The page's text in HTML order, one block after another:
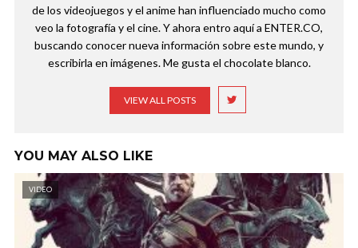
de los videojuegos y el anime han influenciado mucho como
veo la fotografía y el cine. Y ahora entro aquí a ENTER.CO,
buscando conocer nueva información sobre este mundo, y
escribirla en imágenes. Me gusta el chocolate blanco.
VIEW ALL POSTS
YOU MAY ALSO LIKE
VIDEO